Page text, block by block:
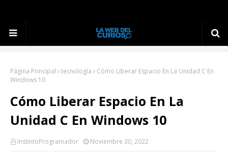
Página Principal tecnología
Cómo Liberar Espacio En La Unidad C En
Windows 10
Cómo Liberar Espacio En La
Unidad C En Windows 10
InstintoProgramador Noviembre 30, 2022